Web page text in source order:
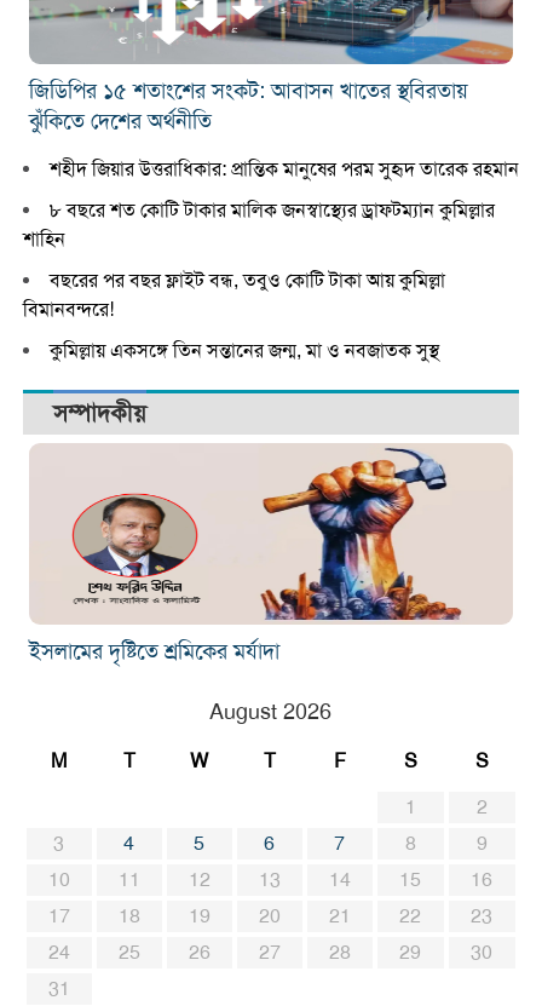
জিডিপির ১৫ শতাংশের সংকট: আবাসন খাতের স্থবিরতায়
ঝুঁকিতে দেশের অর্থনীতি
শহীদ জিয়ার উত্তরাধিকার: প্রান্তিক মানুষের পরম সুহৃদ তারেক রহমান
৮ বছরে শত কোটি টাকার মালিক জনস্বাস্থ্যের ড্রাফটম্যান কুমিল্লার
শাহিন
বছরের পর বছর ফ্লাইট বন্ধ, তবুও কোটি টাকা আয় কুমিল্লা
বিমানবন্দরে!
কুমিল্লায় একসঙ্গে তিন সন্তানের জন্ম, মা ও নবজাতক সুস্থ
সম্পাদকীয়
ইসলামের দৃষ্টিতে শ্রমিকের মর্যাদা
August 2026
M T W T F S
S
1
2
3
4 5 6 7 8
9
10
11 12 13 14 15
16
17
18 19 20 21 22
23
24
25 26 27 28 29
30
31